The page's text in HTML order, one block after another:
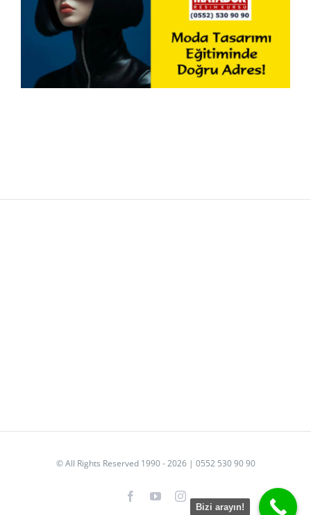
© All Rights Reserved 1990 - 2026 | 0552 530 90 90
FacebookYouTubeInstagram
Bizi arayın!